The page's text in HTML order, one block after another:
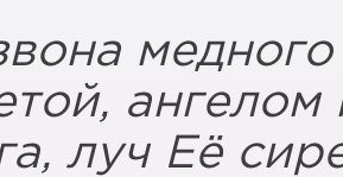
ангелом
луч Её